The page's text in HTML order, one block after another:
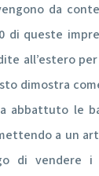
da
di queste
all’estero
dimostra
abbattuto le
a un
di vendere